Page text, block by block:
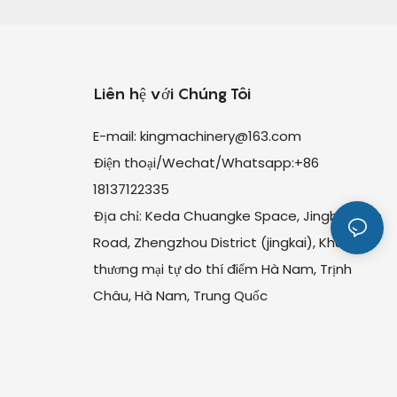
Liên hệ với Chúng Tôi
E-mail: kingmachinery@163.com
Điện thoại/Wechat/Whatsapp:+86
18137122335
Địa chỉ: Keda Chuangke Space, Jingbei Fifth
Road, Zhengzhou District (jingkai), Khu
thương mại tự do thí điểm Hà Nam, Trịnh
Châu, Hà Nam, Trung Quốc